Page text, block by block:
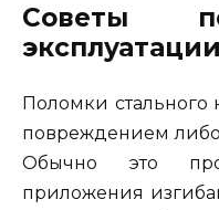
Советы
эксплуатации
Поломки стального
повреждением
Обычно это
приложения